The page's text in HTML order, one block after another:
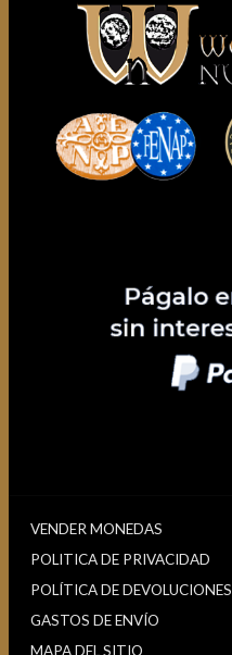
VENDER MONEDAS
POLITICA DE PRIVACIDAD
POLÍTICA DE DEVOLUCIONES
GASTOS DE ENVÍO
MAPA DEL SITIO